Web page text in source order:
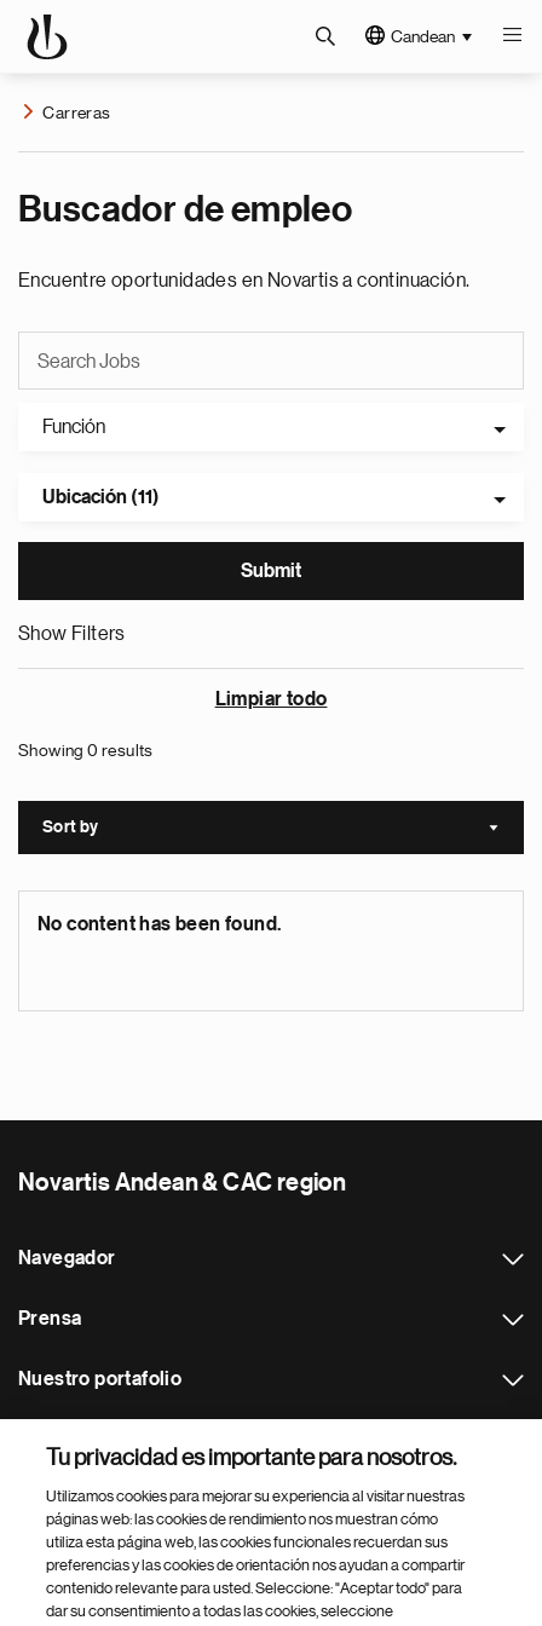
Candean
Carreras
Buscador de empleo
Encuentre oportunidades en Novartis a continuación.
Función
Ubicación (11)
Show Filters
Limpiar todo
Showing 0 results
Sort by Sort
No content has been found.
Novartis Andean & CAC region
Navegador
Prensa
Nuestro portafolio
Footer Site Search
Tu privacidad es importante para nosotros.
Utilizamos cookies para mejorar su experiencia al visitar nuestras
páginas web: las cookies de rendimiento nos muestran cómo
utiliza esta página web, las cookies funcionales recuerdan sus
preferencias y las cookies de orientación nos ayudan a compartir
contenido relevante para usted. Seleccione: "Aceptar todo" para
dar su consentimiento a todas las cookies, seleccione